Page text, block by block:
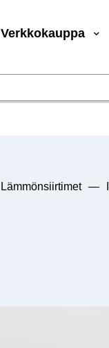
Verkkokauppa
Lämmönsiirtimet —